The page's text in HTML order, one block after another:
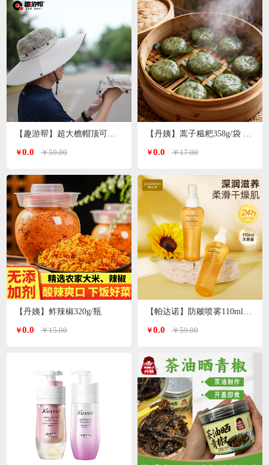
【趣游帮】超大檐帽顶可拆卸防晒帽（S-2308）
￥0.0 ￥59.00
【丹姨】鲊辣椒320g/瓶
￥0.0 ￥15.00
【丹姨】蒿子糍粑358g/袋 6个装（甜味）
￥0.0 ￥17.00
￥0.0 ￥59.00